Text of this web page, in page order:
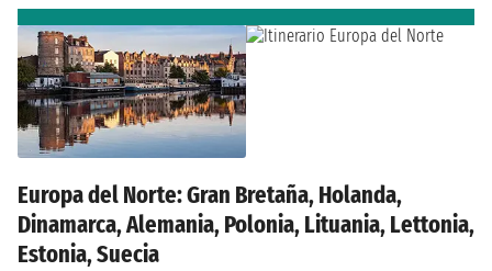
Europa del Norte: Gran Bretaña, Holanda,
Dinamarca, Alemania, Polonia, Lituania, Lettonia,
Estonia, Suecia